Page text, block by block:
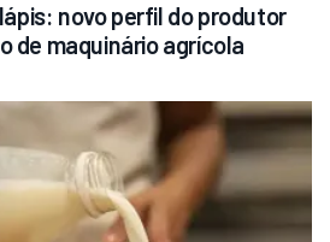
novo perfil do produtor
de maquinário agrícola